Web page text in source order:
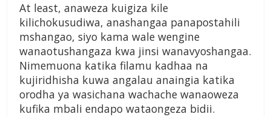
At least, anaweza kuigiza kile
kilichokusudiwa, anashangaa panapostahili
mshangao, siyo kama wale wengine
wanaotushangaza kwa jinsi wanavyoshangaa.
Nimemuona katika filamu kadhaa na
kujiridhisha kuwa angalau anaingia katika
orodha ya wasichana wachache wanaoweza
kufika mbali endapo wataongeza bidii.